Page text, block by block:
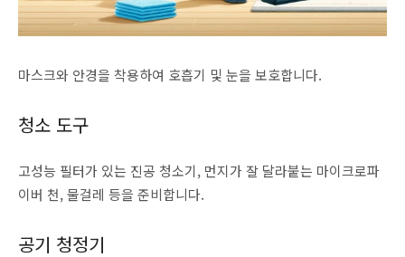
마스크와 안경을 착용하여 호흡기 및 눈을 보호합니다.
청소 도구
고성능 필터가 있는 진공 청소기, 먼지가 잘 달라붙는 마이크로파
이버 천, 물걸레 등을 준비합니다.
공기 청정기